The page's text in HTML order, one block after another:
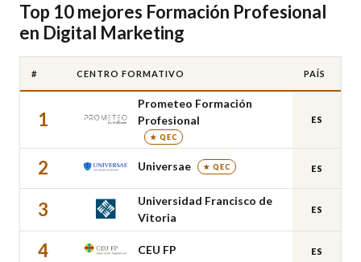
Top 10 mejores Formación Profesional
en Digital Marketing
# CENTRO FORMATIVO PAÍS
1
Prometeo Formación
Profesional
★ QEC
ES
2 Universae ★ QEC ES
3
Universidad Francisco de
Vitoria
ES
4 CEU FP ES